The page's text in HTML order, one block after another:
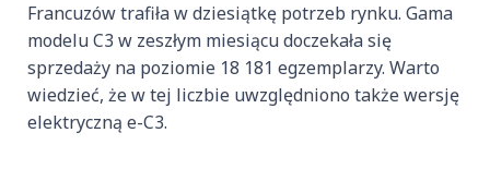
Francuzów trafiła w dziesiątkę potrzeb rynku. Gama
modelu C3 w zeszłym miesiącu doczekała się
sprzedaży na poziomie 18 181 egzemplarzy. Warto
wiedzieć, że w tej liczbie uwzględniono także wersję
elektryczną e-C3.